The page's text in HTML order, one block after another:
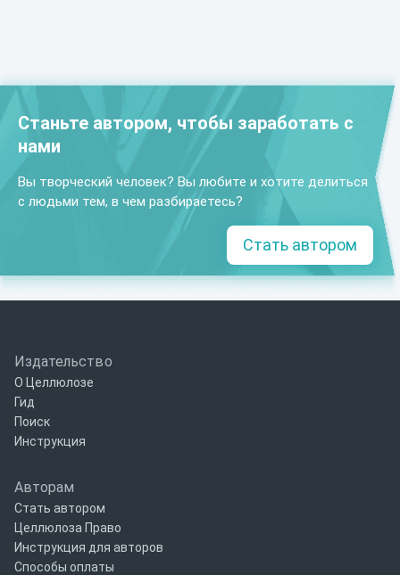
Станьте автором, чтобы заработать с
нами
Вы творческий человек? Вы любите и хотите делиться
с людьми тем, в чем разбираетесь?
Стать автором
Издательство
О Целлюлозе
Гид
Поиск
Инструкция
Авторам
Стать автором
Целлюлоза Право
Инструкция для авторов
Способы оплаты